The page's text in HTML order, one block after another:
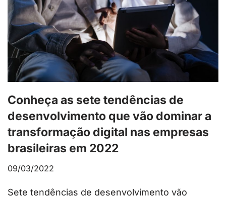
Conheça as sete tendências de
desenvolvimento que vão dominar a
transformação digital nas empresas
brasileiras em 2022
09/03/2022
Sete tendências de desenvolvimento vão